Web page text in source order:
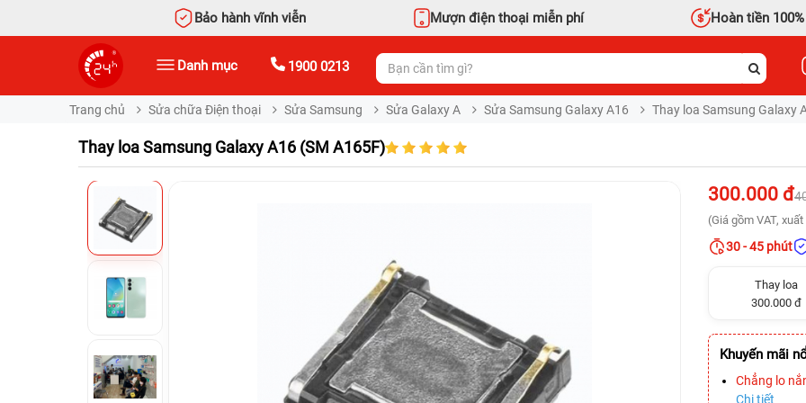
Bảo hành vĩnh viễn Mượn điện thoại miễn phí Hoàn tiền 100%
Danh mục 1900 0213
Trang chủ Sửa chữa Điện thoại Sửa Samsung Sửa Galaxy A Sửa Samsung Galaxy A16 Thay loa Samsung Galaxy
Thay loa Samsung Galaxy A16 (SM A165F)
300.000 đ
(Giá gồm VAT,
30 - 45 phút
Thay loa
300.000 đ
Khuyến mãi
Chẳng lo
Chi tiết